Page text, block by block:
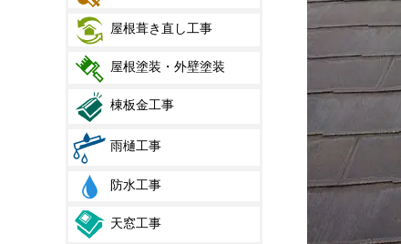
屋根葺き直し工事
屋根塗装・外壁塗装
棟板金工事
雨樋工事
防水工事
天窓工事